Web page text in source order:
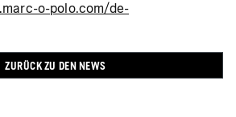
o-polo.com/de-
ZURÜCK ZU DEN NEWS